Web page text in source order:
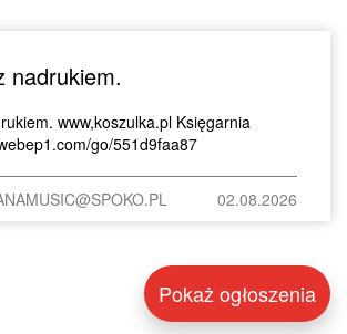
nadrukiem.
www,koszulka.pl Księgarnia
go/551d9faa87
02.08.2026
Pokaż ogłoszenia